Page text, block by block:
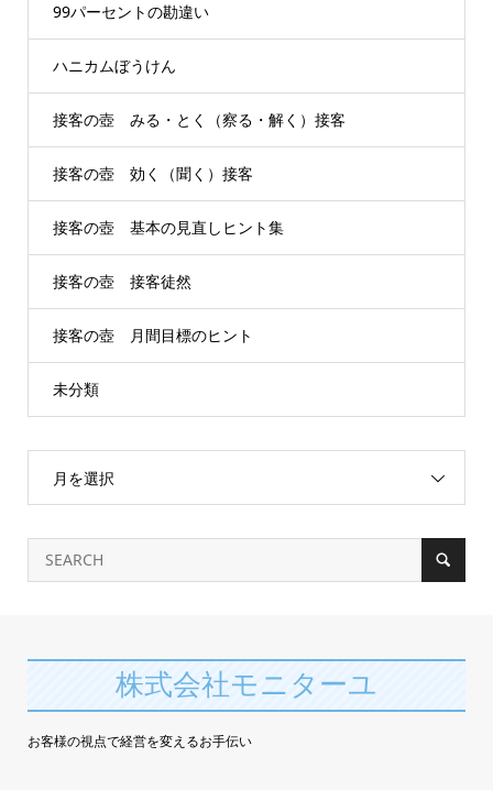
99パーセントの勘違い
ハニカムぼうけん
接客の壺 みる・とく（察る・解く）接客
接客の壺 効く（聞く）接客
接客の壺 基本の見直しヒント集
接客の壺 接客徒然
接客の壺 月間目標のヒント
未分類
月を選択
株式会社モニターユ
お客様の視点で経営を変えるお手伝い